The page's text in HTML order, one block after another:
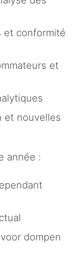
et conformité
et
et nouvelles
année :
dompen